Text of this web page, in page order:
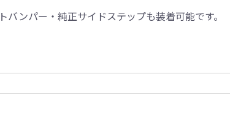
ンパー・純正サイドステップも装着可能です。